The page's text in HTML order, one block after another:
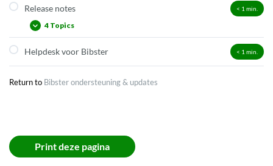
Release notes < 1 min.
4 Topics
16 juni 2026
Helpdesk voor Bibster < 1 min.
Return to Bibster ondersteuning & updates
Print deze pagina